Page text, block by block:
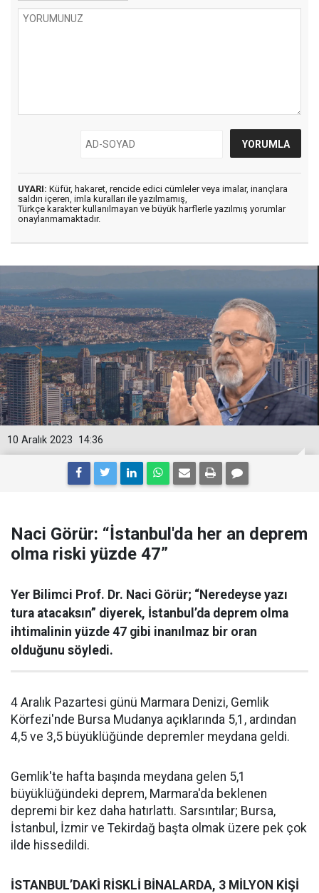
UYARI: Küfür, hakaret, rencide edici cümleler veya imalar, inançlara
saldırı içeren, imla kuralları ile yazılmamış,
Türkçe karakter kullanılmayan ve büyük harflerle yazılmış yorumlar
onaylanmamaktadır.
14:36
10 Aralık 2023
Naci Görür: “İstanbul'da her an deprem
olma riski yüzde 47”
Yer Bilimci Prof. Dr. Naci Görür; “Neredeyse yazı
tura atacaksın” diyerek, İstanbul’da deprem olma
ihtimalinin yüzde 47 gibi inanılmaz bir oran
olduğunu söyledi.
4 Aralık Pazartesi günü Marmara Denizi, Gemlik
Körfezi'nde Bursa Mudanya açıklarında 5,1, ardından
4,5 ve 3,5 büyüklüğünde depremler meydana geldi.
Gemlik'te hafta başında meydana gelen 5,1
büyüklüğündeki deprem, Marmara'da beklenen
depremi bir kez daha hatırlattı. Sarsıntılar; Bursa,
İstanbul, İzmir ve Tekirdağ başta olmak üzere pek çok
ilde hissedildi.
İSTANBUL’DAKİ RİSKLİ BİNALARDA, 3 MİLYON KİŞİ